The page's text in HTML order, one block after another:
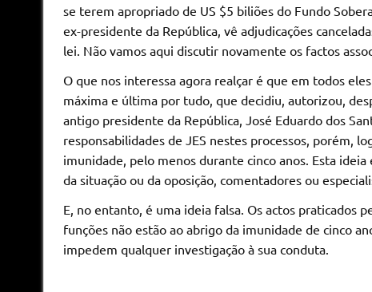
se terem apropriado de US $5 biliões do Fundo
ex-presidente da República, vê adjudicações
lei. Não vamos aqui discutir novamente os factos
O que nos interessa agora realçar é que em todos
máxima e última por tudo, que decidiu, autorizou,
antigo presidente da República, José Eduardo dos
responsabilidades de JES nestes processos, porém,
imunidade, pelo menos durante cinco anos. Esta
da situação ou da oposição, comentadores ou
E, no entanto, é uma ideia falsa. Os actos praticados
funções não estão ao abrigo da imunidade de cinco
impedem qualquer investigação à sua conduta.